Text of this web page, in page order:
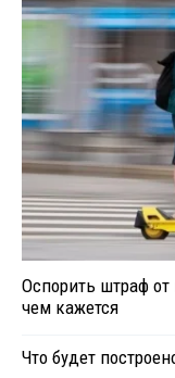
Оспорить штраф
чем кажется
Что будет